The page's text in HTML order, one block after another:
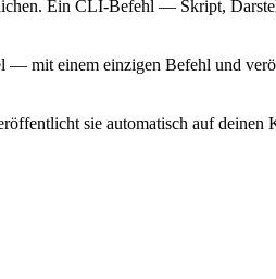
Ein CLI-Befehl — Skript,
mit einem einzigen Befehl und
sie automatisch auf deinen